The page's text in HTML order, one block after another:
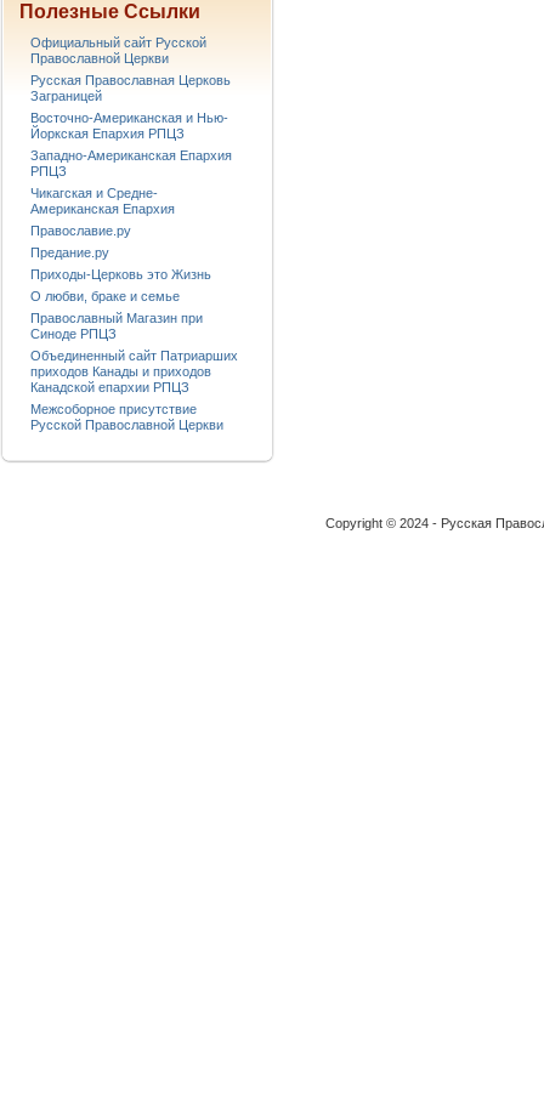
Полезные Ссылки
Официальный сайт Русской
Православной Церкви
Русская Православная Церковь
Заграницей
Восточно-Американская и Нью-
Йоркская Епархия РПЦЗ
Западно-Американская Епархия
РПЦЗ
Чикагская и Средне-
Американская Епархия
Православие.ру
Предание.ру
Приходы-Церковь это Жизнь
О любви, браке и семье
Православный Магазин при
Синоде РПЦЗ
Объединенный сайт Патриарших
приходов Канады и приходов
Канадской епархии РПЦЗ
Межсоборное присутствие
Русской Православной Церкви
Copyright © 2024 - Русская